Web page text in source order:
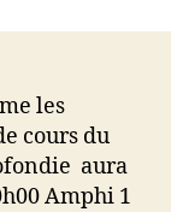
les
cours du
aura
Amphi 1